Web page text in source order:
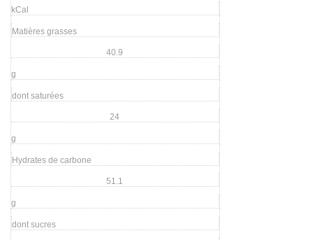
kCal
Matières grasses
40.9
g
dont saturées
24
g
Hydrates de carbone
51.1
g
dont sucres